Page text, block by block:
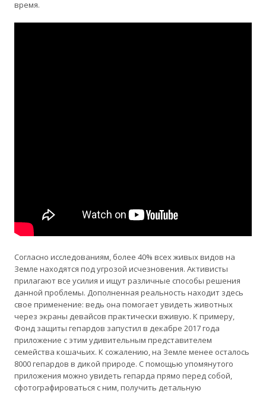
время.
Согласно исследованиям, более 40% всех живых видов на
Земле находятся под угрозой исчезновения. Активисты
прилагают все усилия и ищут различные способы решения
данной проблемы. Дополненная реальность находит здесь
свое применение: ведь она помогает увидеть животных
через экраны девайсов практически вживую. К примеру,
Фонд защиты гепардов запустил в декабре 2017 года
приложение с этим удивительным представителем
семейства кошачьих. К сожалению, на Земле менее осталось
8000 гепардов в дикой природе. С помощью упомянутого
приложения можно увидеть гепарда прямо перед собой,
сфотографироваться с ним, получить детальную